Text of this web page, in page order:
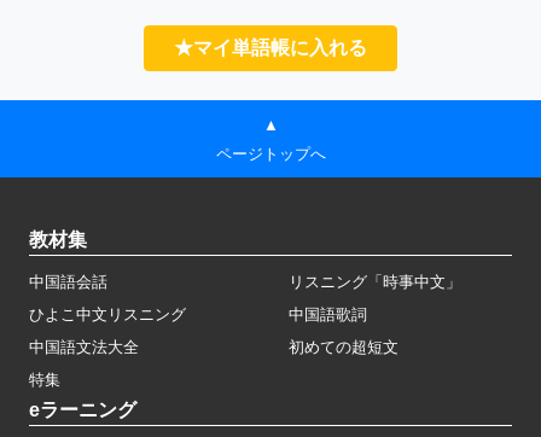
★マイ単語帳に入れる
▲
ページトップへ
教材集
中国語会話
リスニング「時事中文」
ひよこ中文リスニング
中国語歌詞
中国語文法大全
初めての超短文
特集
eラーニング